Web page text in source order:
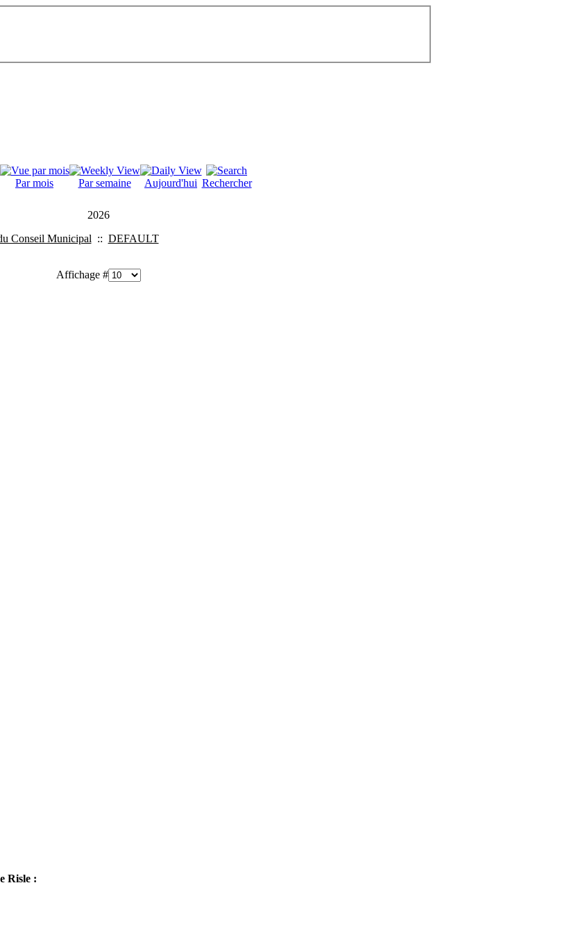
Par mois Par semaine Aujourd'hui Rechercher
2026
Conseil Municipal:: DEFAULT
Affichage #
Risle :